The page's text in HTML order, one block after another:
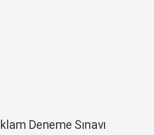
Deneme Sınavı